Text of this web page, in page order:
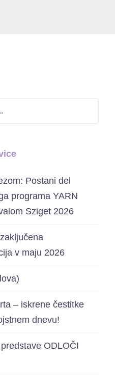
Postani del
programa YARN
Sziget 2026
v maju 2026
– iskrene čestitke
dnevu!
ODLOČI